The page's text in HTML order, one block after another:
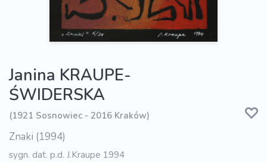
Janina KRAUPE-
ŚWIDERSKA
(1921 Sosnowiec - 2016 Kraków)
Znaki (1994)
sygn. dat. p.d. J.Kraupe 1994